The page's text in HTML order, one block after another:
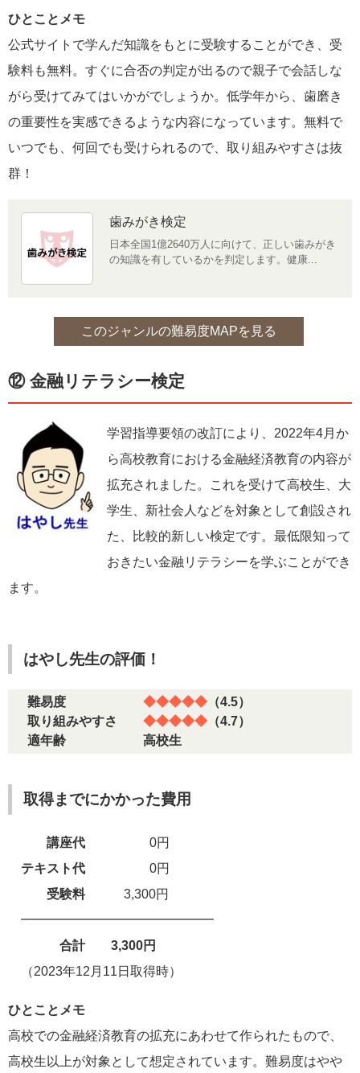
ひとことメモ
公式サイトで学んだ知識をもとに受験することができ、受
験料も無料。すぐに合否の判定が出るので親子で会話しな
がら受けてみてはいかがでしょうか。低学年から、歯磨き
の重要性を実感できるような内容になっています。無料で
いつでも、何回でも受けられるので、取り組みやすさは抜
群！
歯みがき検定
日本全国1億2640万人に向けて、正しい歯みがき
の知識を有しているかを判定します。健康...
このジャンルの難易度MAPを見る
⑫ 金融リテラシー検定
学習指導要領の改訂により、2022年4月か
ら高校教育における金融経済教育の内容が
拡充されました。これを受けて高校生、大
学生、新社会人などを対象として創設され
た、比較的新しい検定です。最低限知って
おきたい金融リテラシーを学ぶことができ
ます。
はやし先生の評価！
難易度 ◆◆◆◆◆ （4.5）
取り組みやすさ ◆◆◆◆◆ （4.7）
適年齢 高校生
取得までにかかった費用
講座代 0円
テキスト代 0円
受験料3,300円
━━━━━━━━━━━━━━━
合計 3,300円
（2023年12月11日取得時）
ひとことメモ
高校での金融経済教育の拡充にあわせて作られたもので、
高校生以上が対象として想定されています。難易度はやや